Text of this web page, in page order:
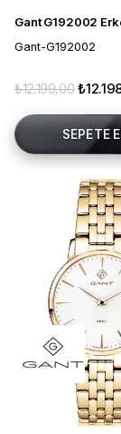
Gant G192002
Gant-G192002
₺12.199,00
SEPETE